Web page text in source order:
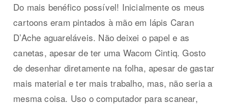
Do mais benéfico possível! Inicialmente os meus
cartoons eram pintados à mão em lápis Caran
D’Ache aguareláveis. Não deixei o papel e as
canetas, apesar de ter uma Wacom Cintiq. Gosto
de desenhar diretamente na folha, apesar de gastar
mais material e ter mais trabalho, mas, não seria a
mesma coisa. Uso o computador para scanear,